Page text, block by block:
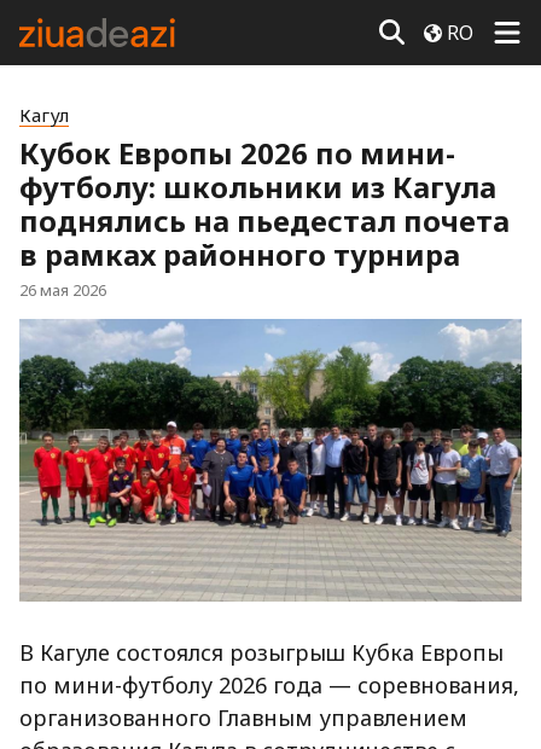
RO
Кагул
Кубок Европы 2026 по мини-
футболу: школьники из Кагула
поднялись на пьедестал почета
в рамках районного турнира
26 мая 2026
В Кагуле состоялся розыгрыш Кубка Европы
по мини-футболу 2026 года — соревнования,
организованного Главным управлением